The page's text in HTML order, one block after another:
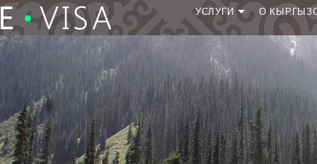
УСЛУГИ
Подать заявку
Продолжить заявку
Проверить статус
Перенос визы на новый
документ
Ускорить рассмотрение
заявки евизы
О